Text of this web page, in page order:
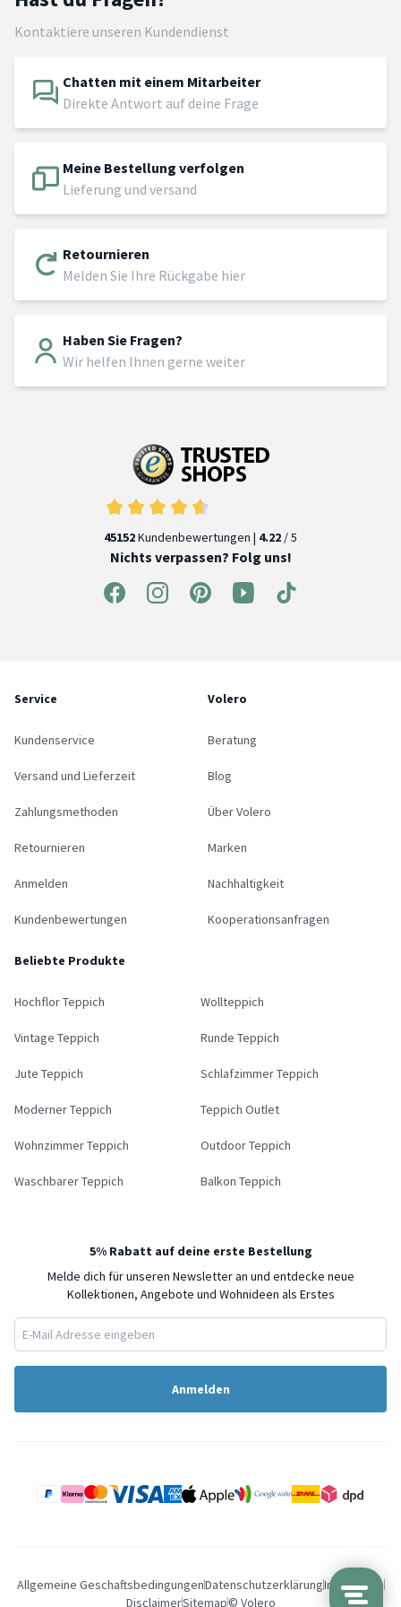
Kontaktiere unseren Kundendienst
Chatten mit einem Mitarbeiter
Direkte Antwort auf deine Frage
Meine Bestellung verfolgen
Lieferung und versand
Retournieren
Melden Sie Ihre Rückgabe hier
Haben Sie Fragen?
Wir helfen Ihnen gerne weiter
45152Kundenbewertungen | 4.22 / 5
Nichts verpassen? Folg uns!
Service
Kundenservice
Versand und Lieferzeit
Zahlungsmethoden
Retournieren
Anmelden
Kundenbewertungen
Volero
Beratung
Blog
Über Volero
Marken
Nachhaltigkeit
Kooperationsanfragen
Beliebte Produkte
Hochflor Teppich Wollteppich
Vintage Teppich Runde Teppich
Jute Teppich Schlafzimmer Teppich
Moderner Teppich Teppich Outlet
Wohnzimmer Teppich Outdoor Teppich
Waschbarer Teppich Balkon Teppich
5% Rabatt auf deine erste Bestellung
Melde dich für unseren Newsletter an und entdecke neue
Kollektionen, Angebote und Wohnideen als Erstes
Anmelden
Allgemeine GeschaftsbedingungenDatenschutzerklärungImpressum
DisclaimerSitemap© Volero